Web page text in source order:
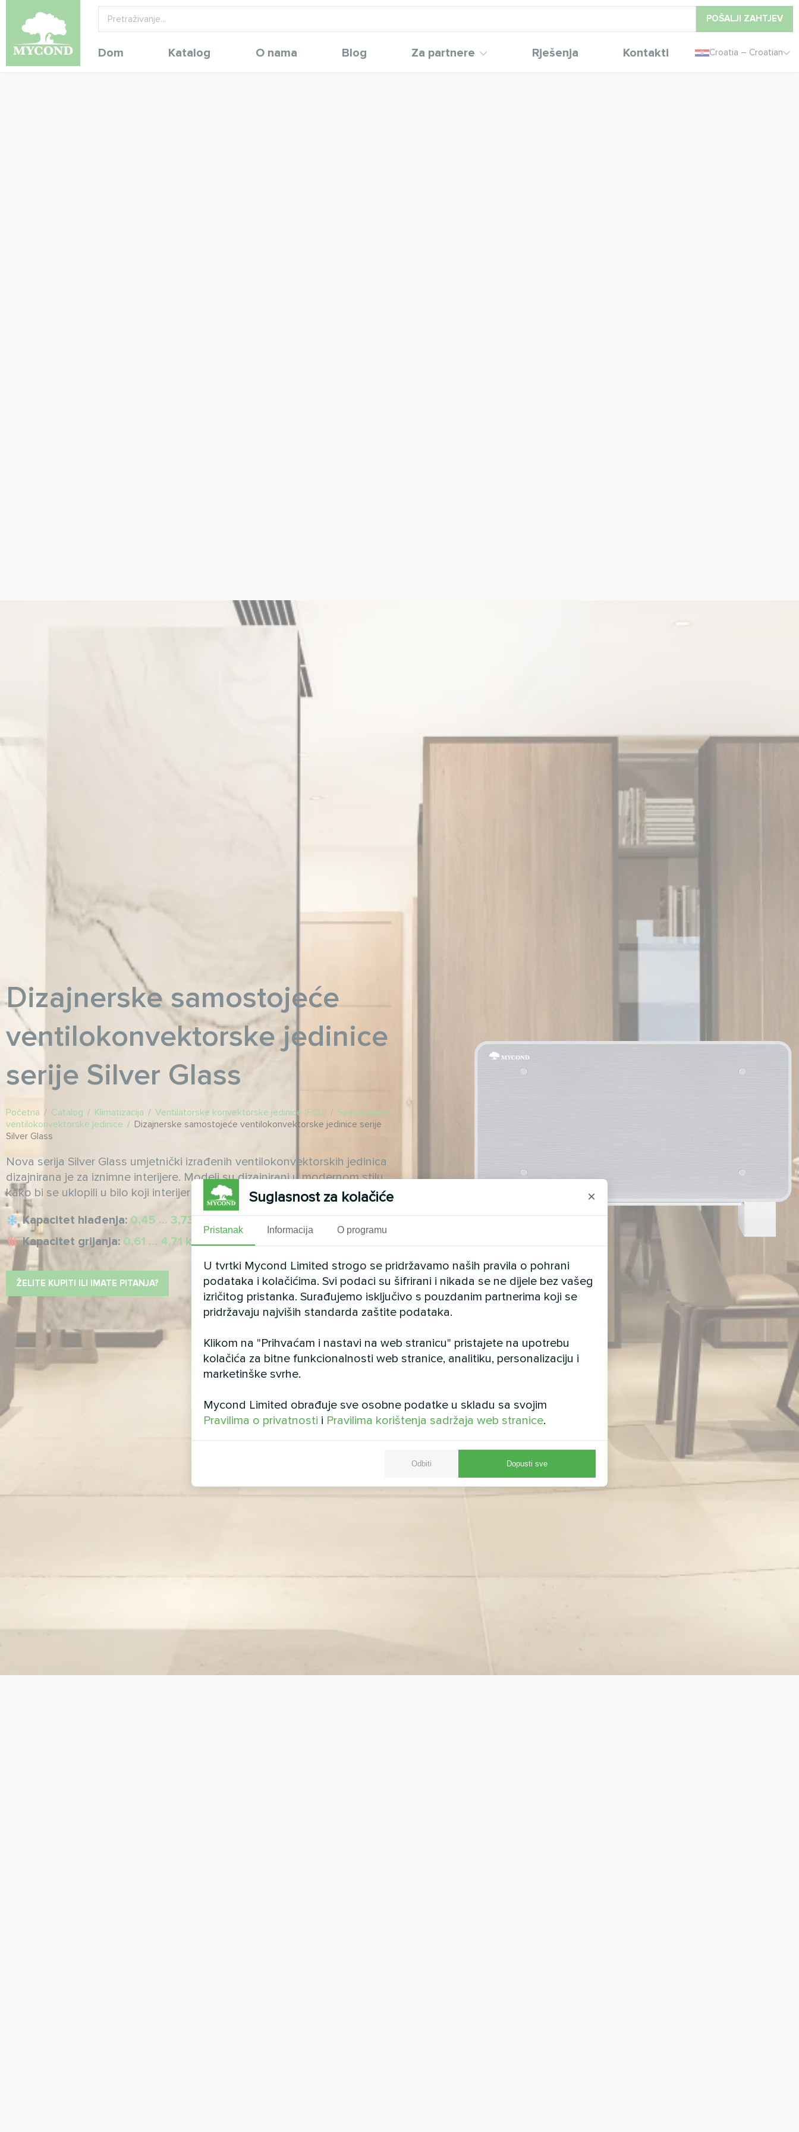
POŠALJI ZAHTJEV
Dom Katalog O nama Blog Za partnere Rješenja Kontakti Croatia – Croatian
Dizajnerske samostojeće
ventilokonvektorske jedinice
serije Silver Glass
Početna / Catalog / Klimatizacija / Ventilatorske konvektorske jedinice (FCU) / Samostojeće
ventilokonvektorske jedinice / Dizajnerske samostojeće ventilokonvektorske jedinice serije
Silver Glass
Nova serija Silver Glass umjetnički izrađenih ventilokonvektorskih jedinica
dizajnirana je za iznimne interijere. Modeli su dizajnirani u modernom stilu
kako bi se uklopili u bilo koji interijer ili bili što diskretniji.
Kapacitet hlađenja: 0,45 ... 3,73 kW
Kapacitet grijanja: 0,61 ... 4,71 kW
ŽELITE KUPITI ILI IMATE PITANJA?
Suglasnost za kolačiće ×
Pristanak Informacija O programu
U tvrtki Mycond Limited strogo se pridržavamo naših pravila o pohrani
podataka i kolačićima. Svi podaci su šifrirani i nikada se ne dijele bez vašeg
izričitog pristanka. Surađujemo isključivo s pouzdanim partnerima koji se
pridržavaju najviših standarda zaštite podataka.
Klikom na "Prihvaćam i nastavi na web stranicu" pristajete na upotrebu
kolačića za bitne funkcionalnosti web stranice, analitiku, personalizaciju i
marketinške svrhe.
Mycond Limited obrađuje sve osobne podatke u skladu sa svojim
Pravilima o privatnosti i Pravilima korištenja sadržaja web stranice.
Odbiti Dopusti sve